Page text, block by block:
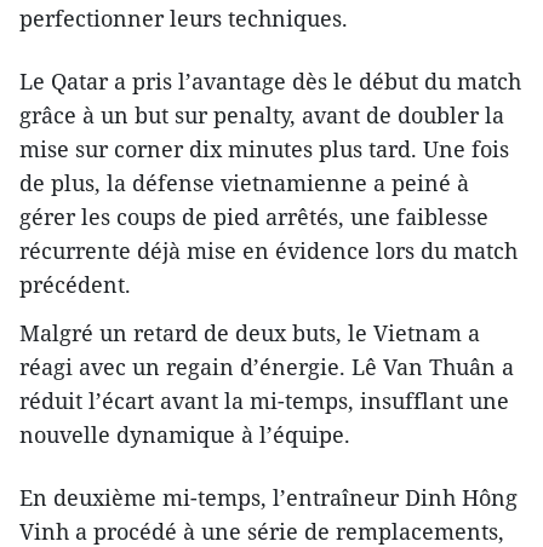
perfectionner leurs techniques.
Le Qatar a pris l’avantage dès le début du match
grâce à un but sur penalty, avant de doubler la
mise sur corner dix minutes plus tard. Une fois
de plus, la défense vietnamienne a peiné à
gérer les coups de pied arrêtés, une faiblesse
récurrente déjà mise en évidence lors du match
précédent.
Malgré un retard de deux buts, le Vietnam a
réagi avec un regain d’énergie. Lê Van Thuân a
réduit l’écart avant la mi-temps, insufflant une
nouvelle dynamique à l’équipe.
En deuxième mi-temps, l’entraîneur Dinh Hông
Vinh a procédé à une série de remplacements,